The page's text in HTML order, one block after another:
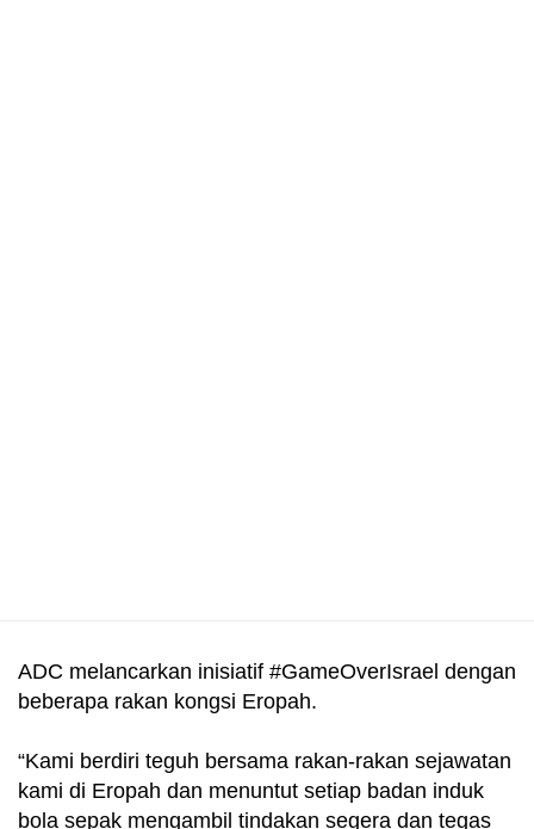
ADC melancarkan inisiatif #GameOverIsrael dengan
beberapa rakan kongsi Eropah.
“Kami berdiri teguh bersama rakan-rakan sejawatan
kami di Eropah dan menuntut setiap badan induk
bola sepak mengambil tindakan segera dan tegas